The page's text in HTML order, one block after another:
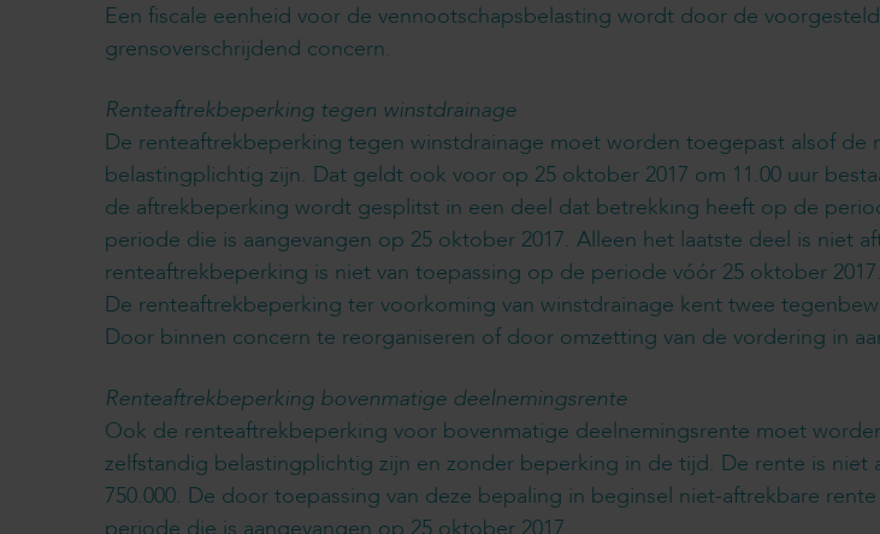
Een fiscale eenheid voor de vennootschapsbelasting wordt door de
grensoverschrijdend concern.
Renteaftrekbeperking tegen winstdrainage
De renteaftrekbeperking tegen winstdrainage moet worden toegepast alsof de
belastingplichtig zijn. Dat geldt ook voor op 25 oktober 2017 om 11.00 uur
de aftrekbeperking wordt gesplitst in een deel dat betrekking heeft op de
periode die is aangevangen op 25 oktober 2017. Alleen het laatste deel is niet
renteaftrekbeperking is niet van toepassing op de periode vóór 25 oktober 2017.
De renteaftrekbeperking ter voorkoming van winstdrainage kent twee
Door binnen concern te reorganiseren of door omzetting van de vordering in
Renteaftrekbeperking bovenmatige deelnemingsrente
Ook de renteaftrekbeperking voor bovenmatige deelnemingsrente moet
zelfstandig belastingplichtig zijn en zonder beperking in de tijd. De rente is
750.000. De door toepassing van deze bepaling in beginsel niet-aftrekbare